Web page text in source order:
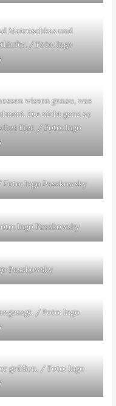
Matroschkas und
/ Foto: Ingo
wissen genau, was
Die nicht ganz so
Bier. / Foto: Ingo
Ingo Paszkowsky
Ingo Paszkowsky
Paszkowsky
/ Foto: Ingo
grüßen. / Foto: Ingo